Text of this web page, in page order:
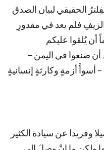
الحقيقي لبيان الصدق
فلم يعد في مقدورِ
أن يُلقوا عليكم
صنعوا في اليمن –
أزمةٍ وكارثةٍ إنسانيةٍ
وفريدا عن سيادة الكثير